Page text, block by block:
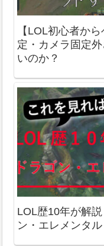
プロもやってる
りやすくなる設定
【LOL初心者か
定・カメラ固定
いのか？